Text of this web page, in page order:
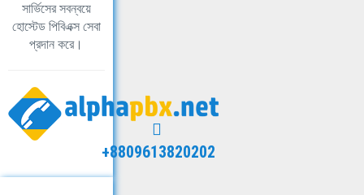
সার্ভিসের সবন্বয়ে
হোস্টেড পিবিএক্স সেবা
প্রদান করে।
+8809613820202